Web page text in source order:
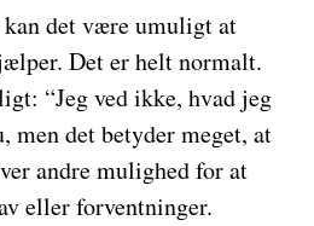
det være umuligt at
Det er helt normalt.
“Jeg ved ikke, hvad jeg
men det betyder meget, at
andre mulighed for at
eller forventninger.